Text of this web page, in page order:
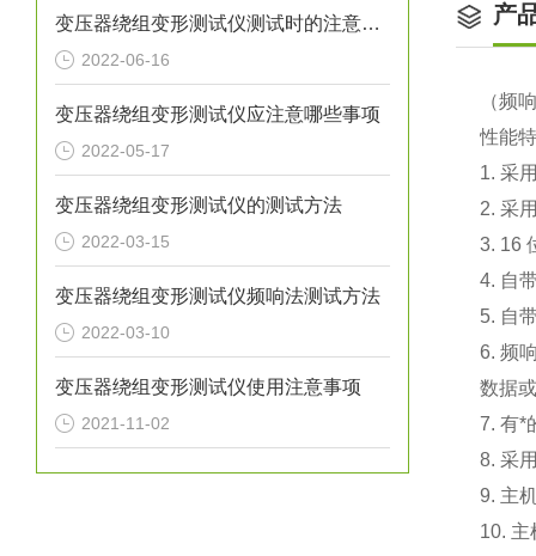
变压器绕组变形测试仪测试时的注意事项
2022-06-16
变压器绕组变形测试仪应注意哪些事项
2022-05-17
变压器绕组变形测试仪的测试方法
2022-03-15
变压器绕组变形测试仪频响法测试方法
2022-03-10
变压器绕组变形测试仪使用注意事项
2021-11-02
产
（频
性能
1. 采
2. 采
3. 16
4. 自
5. 自
6. 频
数据
7. 有*
8. 采
9. 主
10. 主